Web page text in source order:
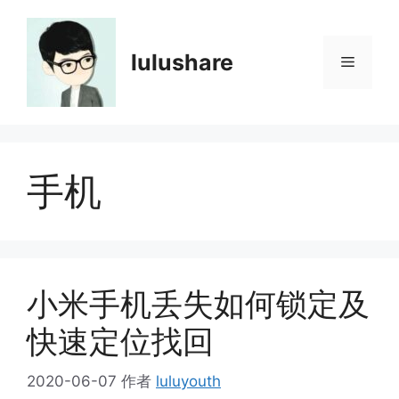
lulushare 菜
手机
小米手机丢失如何锁定及
快速定位找回
2020-06-07 作者 luluyouth